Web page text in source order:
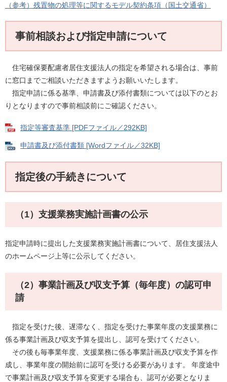
（参考）残置物の処理等に関するモデル契約条項（国土交通省）
事前相談および指定申請について
住宅確保要配慮者居住支援法人の指定を希望される場合は、事前
に窓口までご相談いただきますようお願いいたします。
指定申請に係る基準、申請書及び添付書類については以下のとお
りとなりますので事前相談前にご確認ください。
指定等審査基準 [PDFファイル／292KB]
申請書及び添付書類 [Wordファイル／32KB]
指定後の手続きについて
（1）支援業務実施計画書の公示
指定申請時に提出した支援業務実施計画書について、居住支援法人
のホームページ上等に公示してください。
（2）事業計画及び収支予算（毎年度）の認可申
請
指定を受けた後、遅滞なく、指定を受けた事業年度の支援業務に
係る事業計画及び収支予算を提出し、認可を受けてください。
その後も毎事業年度、支援業務に係る事業計画及び収支予算を作
成し、事業年度の開始前に認可を受ける必要があります。 年度途中
で事業計画及び収支予算を変更する場合も、認可が必要となりま